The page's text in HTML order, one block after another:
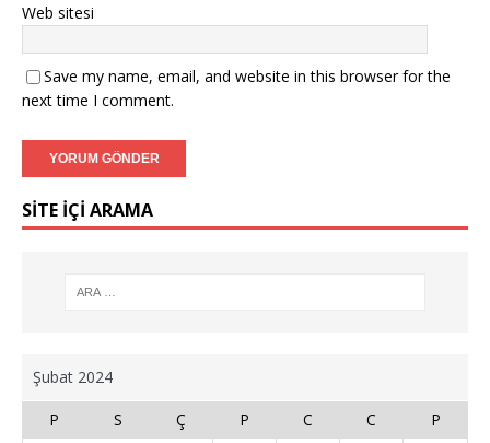
Web sitesi
Save my name, email, and website in this browser for the
next time I comment.
SİTE İÇİ ARAMA
Şubat 2024
P S Ç P C C
P